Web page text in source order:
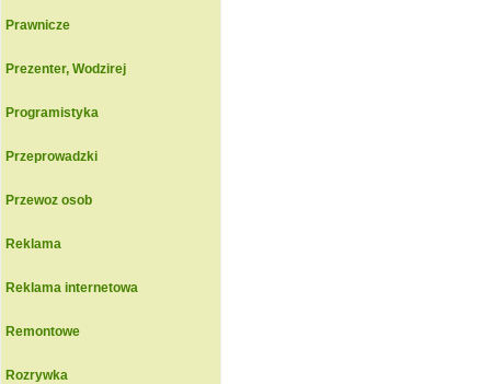
Prawnicze
Prezenter, Wodzirej
Programistyka
Przeprowadzki
Przewoz osob
Reklama
Reklama internetowa
Remontowe
Rozrywka